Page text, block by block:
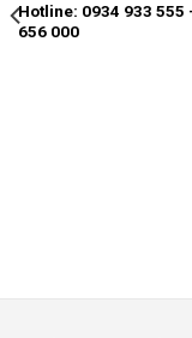
Hotline: 0934 933 555
656 000